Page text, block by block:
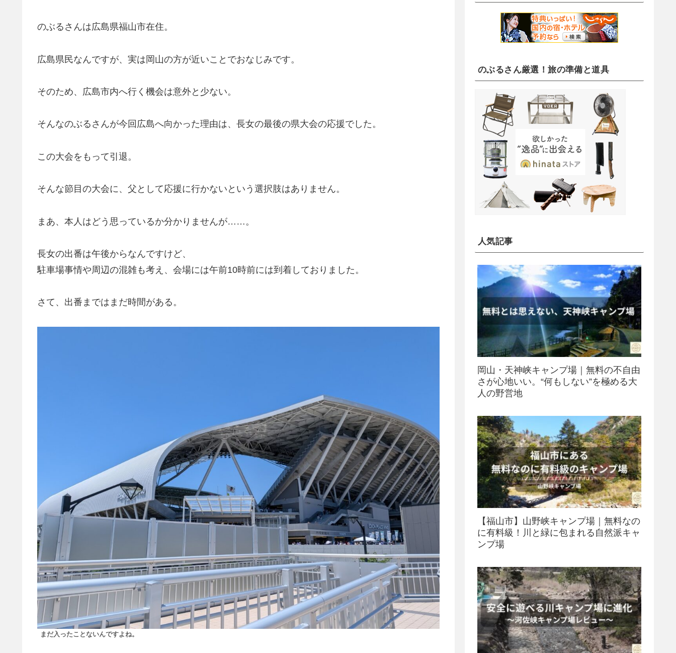
のぶるさんは広島県福山市在住。
広島県民なんですが、実は岡山の方が近いことでおなじみです。
そのため、広島市内へ行く機会は意外と少ない。
そんなのぶるさんが今回広島へ向かった理由は、長女の最後の県大会の応援でした。
この大会をもって引退。
そんな節目の大会に、父として応援に行かないという選択肢はありません。
まあ、本人はどう思っているか分かりませんが……。
長女の出番は午後からなんですけど、
駐車場事情や周辺の混雑も考え、会場には午前10時前には到着しておりました。
さて、出番まではまだ時間がある。
まだ入ったことないんですよね。
のぶるさん厳選！旅の準備と道具
人気記事
岡山・天神峡キャンプ場｜無料の不自由
さが心地いい。“何もしない”を極める大
人の野営地
【福山市】山野峡キャンプ場｜無料なの
に有料級！川と緑に包まれる自然派キャ
ンプ場